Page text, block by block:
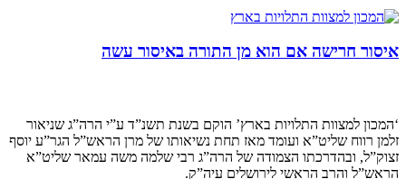
איסור חרישה אם הוא מן התורה באיסור עשה
‘המכון למצוות התלויות בארץ’ הוקם בשנת תשנ”ד ע”י הרה”ג שניאור
זלמן רווח שליט”א ועומד מאז תחת נשיאותו של מרן הראש”ל הגר”ע יוסף
זצוק”ל, ובהדרכתו הצמודה של הרה”ג רבי שלמה משה עמאר שליט”א
הראש”ל והרב הראשי לירושלים עיה”ק.